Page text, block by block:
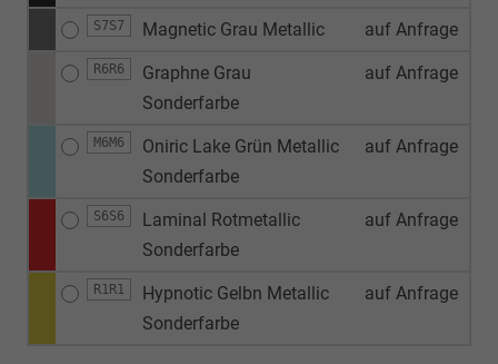
S7S7 Magnetic Grau Metallic auf Anfrage
R6R6
Graphne Grau
Sonderfarbe
auf Anfrage
M6M6
Oniric Lake Grün Metallic
Sonderfarbe
auf Anfrage
S6S6
Laminal Rotmetallic
Sonderfarbe
auf Anfrage
R1R1
Hypnotic Gelbn Metallic
Sonderfarbe
auf Anfrage